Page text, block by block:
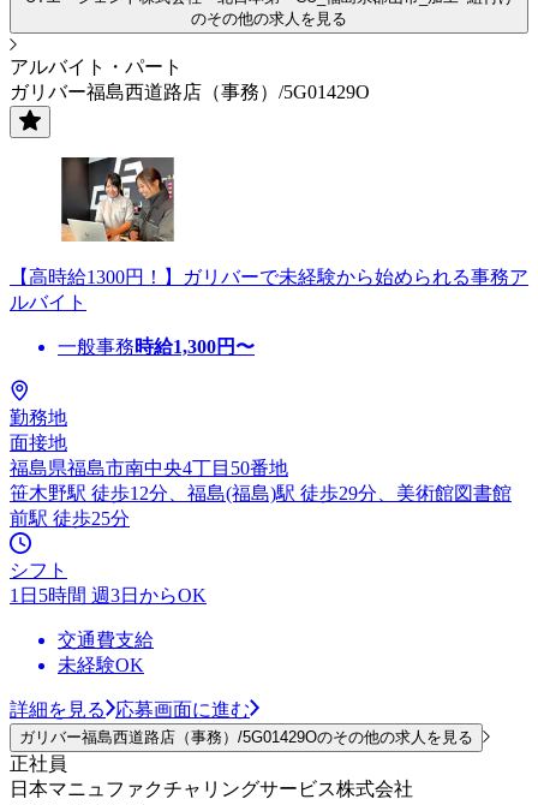
のその他の求人を見る
アルバイト・パート
ガリバー福島西道路店（事務）/5G01429O
【高時給1300円！】ガリバーで未経験から始められる事務ア
ルバイト
一般事務時給1,300円〜
勤務地
面接地
福島県福島市南中央4丁目50番地
笹木野駅 徒歩12分、福島(福島)駅 徒歩29分、美術館図書館
前駅 徒歩25分
シフト
1日5時間 週3日からOK
交通費支給
未経験OK
詳細を見る 応募画面に進む
ガリバー福島西道路店（事務）/5G01429Oのその他の求人を見る
正社員
日本マニュファクチャリングサービス株式会社